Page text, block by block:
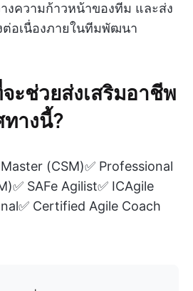
งความก้าวหน้าของทีม และส่ง
อเนื่องภายในทีมพัฒนา
ะช่วยส่งเสริมอาชีพ
างนี้?
(CSM)✅ Professional
SAFe Agilist✅ ICAgile
Certified Agile Coach